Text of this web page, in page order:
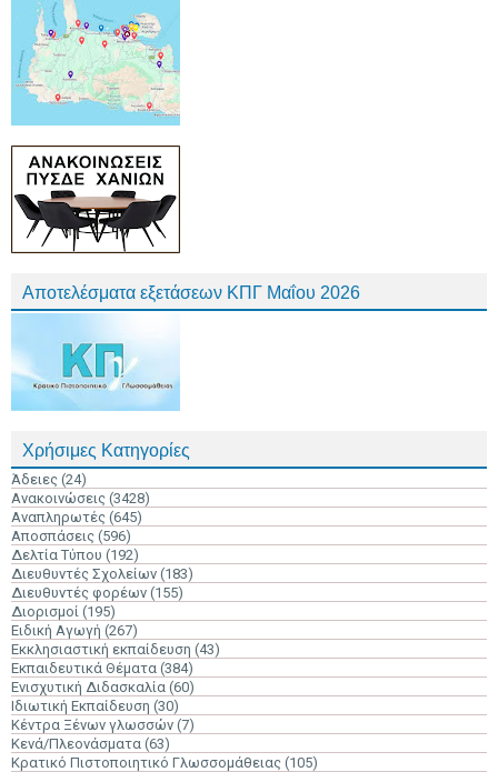
Αποτελέσματα εξετάσεων ΚΠΓ Μαΐου 2026
Χρήσιμες Κατηγορίες
Άδειες (24)
Ανακοινώσεις (3428)
Αναπληρωτές (645)
Αποσπάσεις (596)
Δελτία Τύπου (192)
Διευθυντές Σχολείων (183)
Διευθυντές φορέων (155)
Διορισμοί (195)
Ειδική Αγωγή (267)
Εκκλησιαστική εκπαίδευση (43)
Εκπαιδευτικά Θέματα (384)
Ενισχυτική Διδασκαλία (60)
Ιδιωτική Εκπαίδευση (30)
Κέντρα Ξένων γλωσσών (7)
Κενά/Πλεονάσματα (63)
Κρατικό Πιστοποιητικό Γλωσσομάθειας (105)